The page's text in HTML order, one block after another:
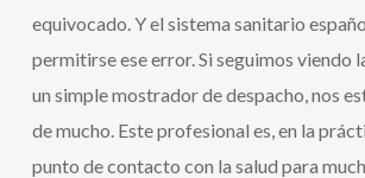
equivocado. Y el sistema sanitario
permitirse ese error. Si seguimos viendo
un simple mostrador de despacho, nos
de mucho. Este profesional es, en la
punto de contacto con la salud para